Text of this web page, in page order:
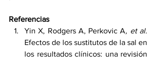
Referencias
Yin X, Rodgers A, Perkovic A
Efectos de los sustitutos de la sal en
los resultados clínicos: una revisión